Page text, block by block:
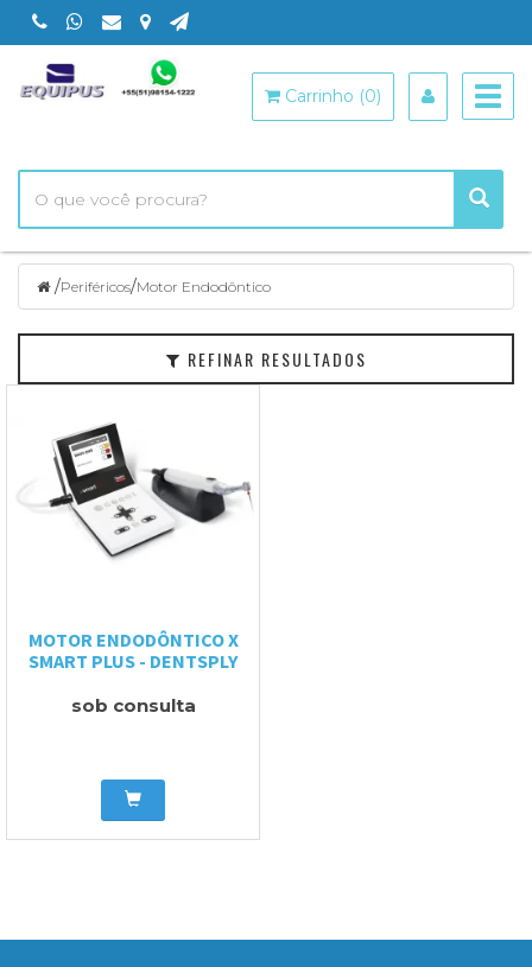
Carrinho (0)
/Periféricos/Motor Endodôntico
REFINAR RESULTADOS
Filtrar
Faixa
de
Preço
MOTOR ENDODÔNTICO X
SMART PLUS - DENTSPLY
sob consulta